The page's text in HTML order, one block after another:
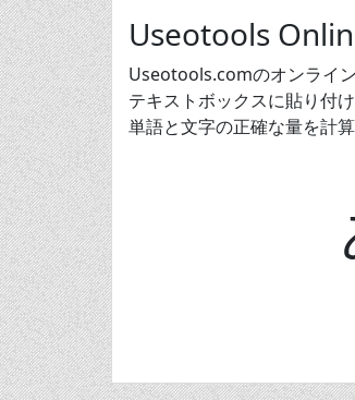
Useotools
Useotools.comのオンライ
テキストボックスに貼り付
単語と文字の正確な量を計